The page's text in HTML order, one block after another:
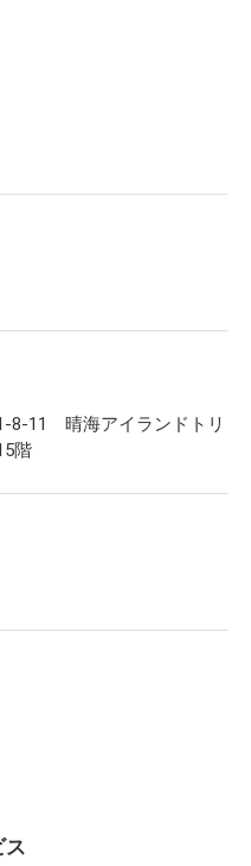
8-11 晴海アイランドトリ
階
ス